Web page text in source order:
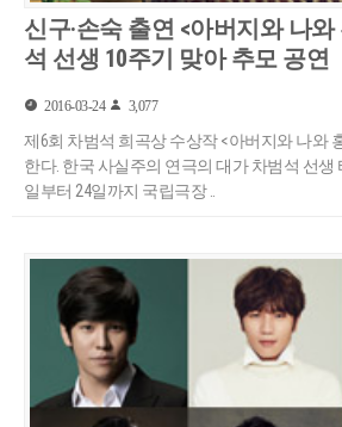
신구·손숙 출연 <아버지와 나와
석 선생 10주기 맞아 추모 공연
2016-03-24 3,077
제6회 차범석 희곡상 수상작 <아버지와 나와
한다. 한국 사실주의 연극의 대가 차범석 선생